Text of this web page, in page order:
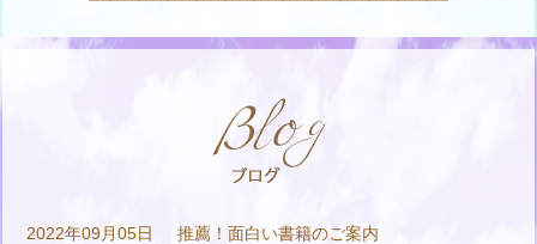
2022年09月05日 推薦！面白い書籍のご案内